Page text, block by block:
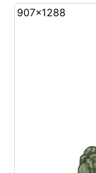
907x1288